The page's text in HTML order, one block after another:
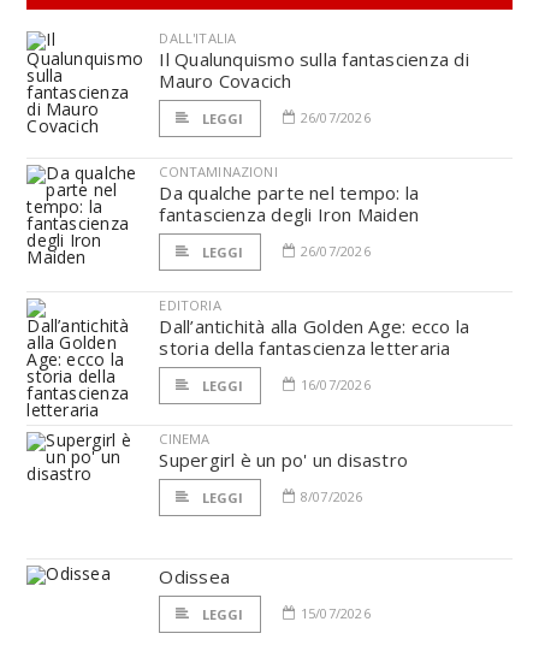
DALL'ITALIA
Il Qualunquismo sulla fantascienza di
Mauro Covacich
LEGGI 26/07/2026
CONTAMINAZIONI
Da qualche parte nel tempo: la
fantascienza degli Iron Maiden
LEGGI 26/07/2026
EDITORIA
Dall’antichità alla Golden Age: ecco la
storia della fantascienza letteraria
LEGGI 16/07/2026
CINEMA
Supergirl è un po' un disastro
LEGGI 8/07/2026
Odissea
LEGGI 15/07/2026